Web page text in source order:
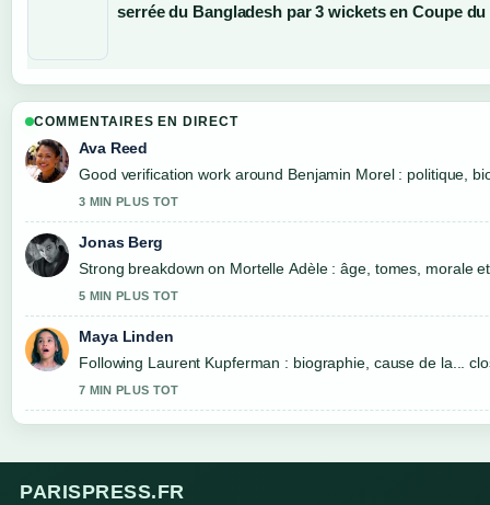
serrée du Bangladesh par 3 wickets en Coupe du
COMMENTAIRES EN DIRECT
Ava Reed
Good verification work around Benjamin Morel : politique,
3 MIN PLUS TOT
Jonas Berg
Strong breakdown on Mortelle Adèle : âge, tomes, morale
5 MIN PLUS TOT
Maya Linden
Following Laurent Kupferman : biographie, cause de la...
7 MIN PLUS TOT
PARISPRESS.FR